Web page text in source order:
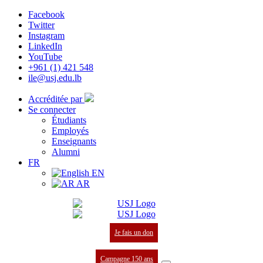
Facebook
Twitter
Instagram
LinkedIn
YouTube
+961 (1) 421 548
ile@usj.edu.lb
Accréditée par
Se connecter
Étudiants
Employés
Enseignants
Alumni
FR
EN
AR
Je fais un don
Campagne 150 ans